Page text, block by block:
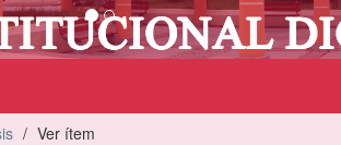
Ver ítem